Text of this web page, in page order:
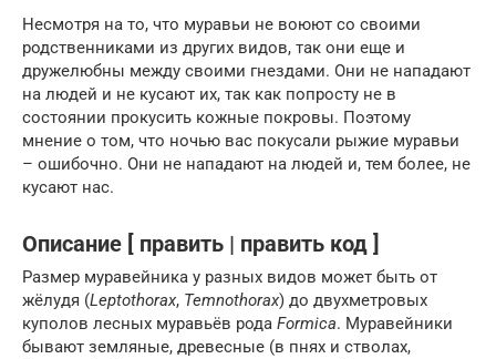
Несмотря на то, что муравьи не воюют со своими
родственниками из других видов, так они еще и
дружелюбны между своими гнездами. Они не нападают
на людей и не кусают их, так как попросту не в
состоянии прокусить кожные покровы. Поэтому
мнение о том, что ночью вас покусали рыжие муравьи
– ошибочно. Они не нападают на людей и, тем более, не
кусают нас.
Описание [ править | править код ]
Размер муравейника у разных видов может быть от
жёлудя (Leptothorax, Temnothorax) до двухметровых
куполов лесных муравьёв рода Formica. Муравейники
бывают земляные, древесные (в пнях и стволах,